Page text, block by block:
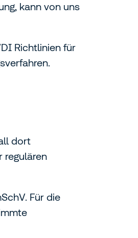
kann von uns
Richtlinien für
dort
regulären
Für die